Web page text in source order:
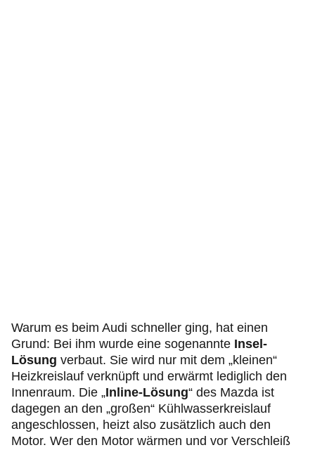
Warum es beim Audi schneller ging, hat einen
Grund: Bei ihm wurde eine sogenannte Insel-
Lösung verbaut. Sie wird nur mit dem „kleinen“
Heizkreislauf verknüpft und erwärmt lediglich den
Innenraum. Die „Inline-Lösung“ des Mazda ist
dagegen an den „großen“ Kühlwasserkreislauf
angeschlossen, heizt also zusätzlich auch den
Motor. Wer den Motor wärmen und vor Verschleiß